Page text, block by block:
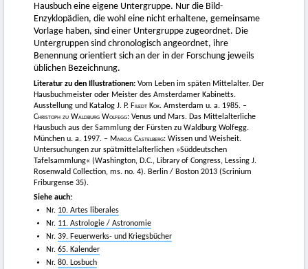
Hausbuch eine eigene Untergruppe. Nur die Bild-
Enzyklopädien, die wohl eine nicht erhaltene, gemeinsame
Vorlage haben, sind einer Untergruppe zugeordnet. Die
Untergruppen sind chronologisch angeordnet, ihre
Benennung orientiert sich an der in der Forschung jeweils
üblichen Bezeichnung.
Literatur zu den Illustrationen: Vom Leben im späten Mittelalter. Der
Hausbuchmeister oder Meister des Amsterdamer Kabinetts.
Ausstellung und KatalogJ. P. Filedt Kok. Amsterdam u. a. 1985.–
Christoph zu Waldburg Wolfegg: Venus und Mars. Das Mittelalterliche
Hausbuch aus der Sammlung der Fürsten zu Waldburg Wolfegg.
München u. a. 1997. – Marcus Castelberg: Wissen und Weisheit.
Untersuchungen zur spätmittelalterlichen »Süddeutschen
Tafelsammlung« (Washington, D.C., Library of Congress, Lessing J.
Rosenwald Collection, ms. no. 4). Berlin / Boston 2013 (Scrinium
Friburgense 35).
Siehe auch:
Nr. 10. Artes liberales
Nr. 11. Astrologie / Astronomie
Nr.39. Feuerwerks- und Kriegsbücher
Nr.65. Kalender
Nr.80. Losbuch